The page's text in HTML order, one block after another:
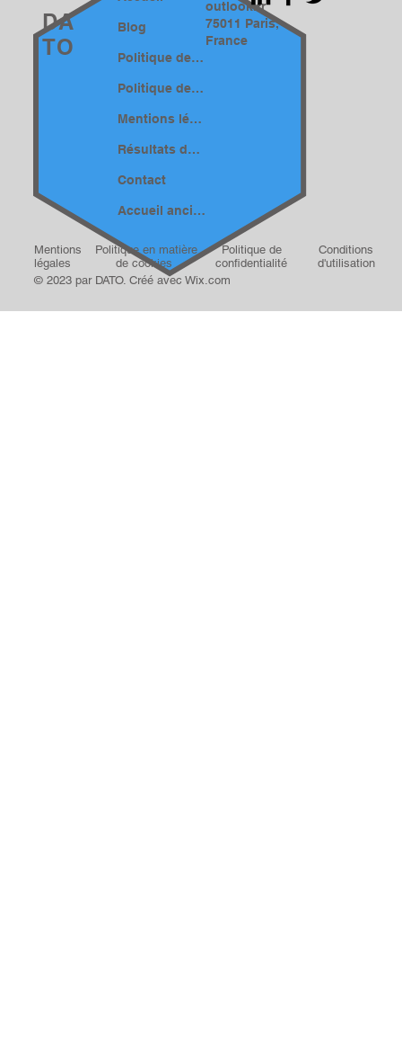
DA
TO
Blog
Politique de confidentialité
Politique de cookies
Mentions légales
Résultats de recherche
Contact
Accueil ancien
outlook.fr
75011 Paris,
France
Mentions
légales
Politique en matière
de cookies
Politique de
confidentialité
Conditions
d'utilisation
© 2023 par DATO. Créé avec Wix.com